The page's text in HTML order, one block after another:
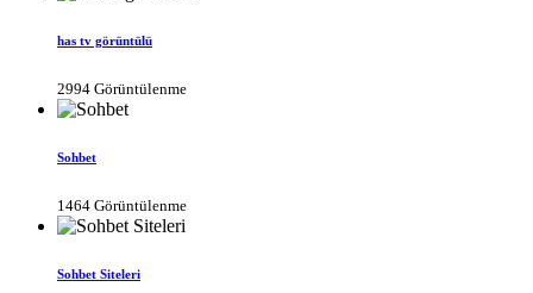
has tv görüntülü
2994 Görüntülenme
Sohbet
1464 Görüntülenme
Sohbet Siteleri